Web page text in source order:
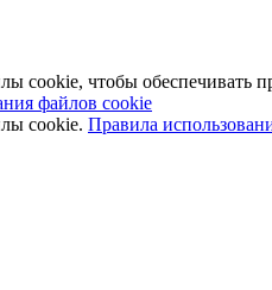
cookie, чтобы обеспечивать
файлов cookie
cookie. Правила